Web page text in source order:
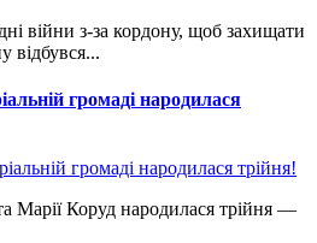
війни з-за кордону, щоб захищати
відбувся...
громаді народилася
Марії Коруд народилася трійня —